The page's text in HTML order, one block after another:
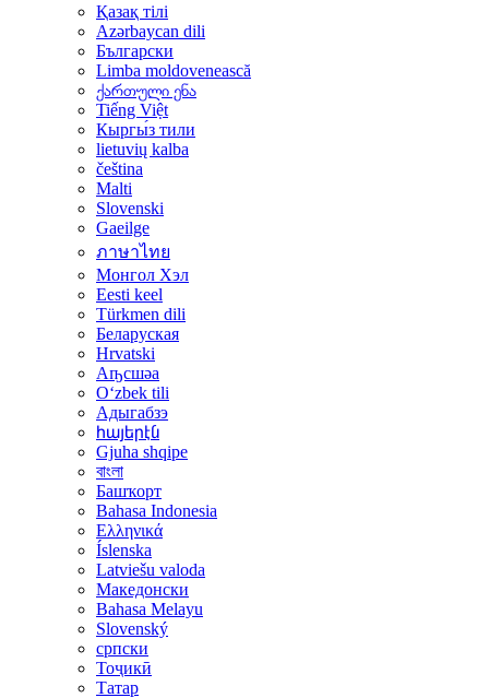
Қазақ тілі
Azərbaycan dili
Български
Limba moldovenească
ქართული ენა
Tiếng Việt
Кыргы́з тили
lietuvių kalba
čeština
Malti
Slovenski
Gaeilge
ภาษาไทย
Монгол Хэл
Eesti keel
Türkmen dili
Беларуская
Hrvatski
Аҧсшәа
Oʻzbek tili
Адыгабзэ
հայերէն
Gjuha shqipe
বাংলা
Башҡорт
Bahasa Indonesia
Ελληνικά
Íslenska
Latviešu valoda
Македонски
Bahasa Melayu
Slovenský
српски
Тоҷикӣ
Татар